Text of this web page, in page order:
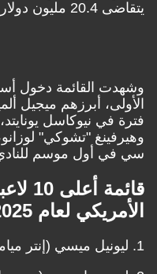
القائمة دخول أسماء
أبرزهم ميجيل ألميرون،
"تشوكي" لوزانو،
موسم للنادي، براتب 7.63 مليون
قائمة أعلى 10
لعام 2025